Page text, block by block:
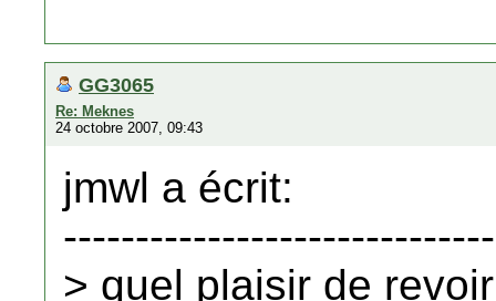
GG3065
Re: Meknes
24 octobre 2007, 09:43
jmwl a écrit:
> quel plaisir de